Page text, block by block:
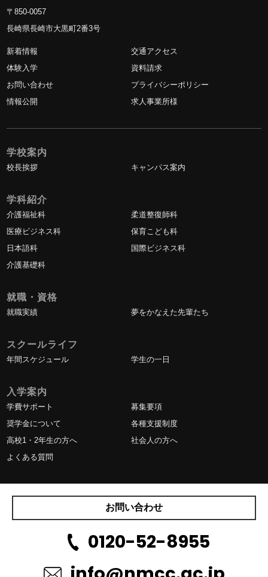
〒850-0057
長崎県長崎市大黒町2番3号
新着情報
交通アクセス
体験入学
資料請求
お問い合わせ
プライバシーポリシー
情報公開
求人事業所様
学校案内
校長挨拶 キャンパス案内
学科紹介
介護福祉科
柔道整復師科
医療ビジネス科
保育こども科
日本語科
国際ビジネス科
介護基礎科
就職・資格
就職実績 夢をかなえた先輩たち
スクールライフ
年間スケジュール 学生の一日
入学案内
学費サポート
募集要項
奨学金について
各種支援制度
高校1・2年生の方へ
社会人の方へ
よくある質問
お問い合わせ
0120-52-8955